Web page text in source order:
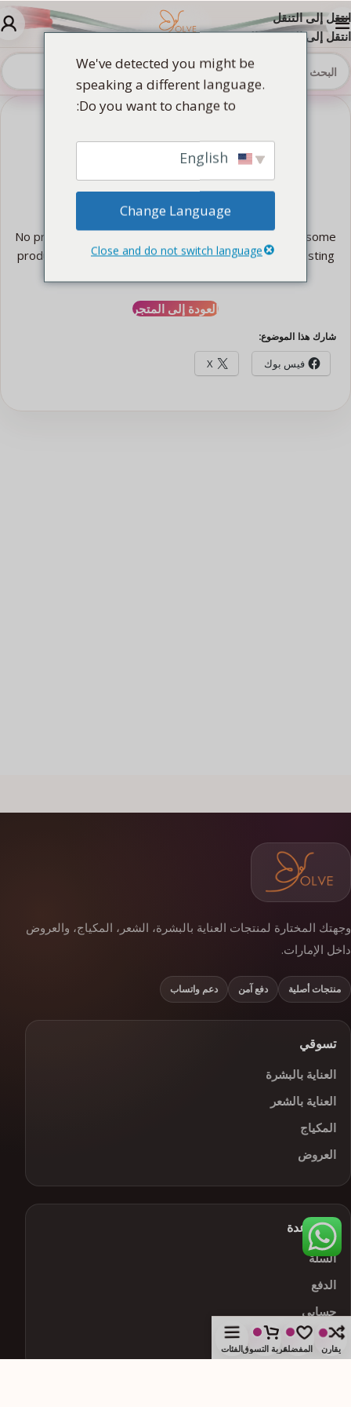
انتقل إلى التنقل
انتقل إلى المحتوى الرئيسي
قائمة المقارنة فارغة.
No products added in the compare list. You must add some
products to compare them. You will find a lot of interesting
العودة إلى المتجر
شارك هذا الموضوع:
فيس بوك X
وجهتك المختارة لمنتجات العناية بالبشرة، الشعر، المكياج، والعروض
داخل الإمارات.
منتجات أصلية دفع آمن دعم واتساب
تسوقي
العناية بالبشرة
العناية بالشعر
المكياج
العروض
المساعدة
السلة
الدفع
حسابي
سياسة الاستبدال
We've detected you might be
speaking a different language.
Do you want to change to:
Change Language
Close and do not switch language
يقارن المفضلةعربة التسوقالفئات